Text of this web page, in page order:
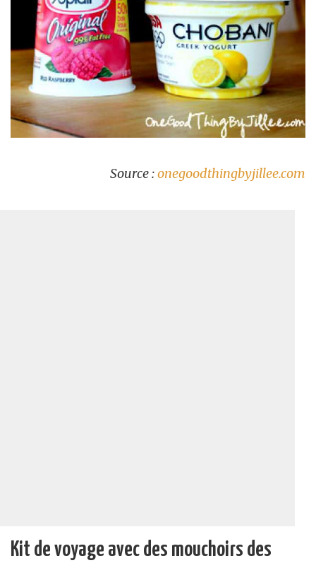
Source :onegoodthingbyjillee.com
Kit de voyage avec des mouchoirs des